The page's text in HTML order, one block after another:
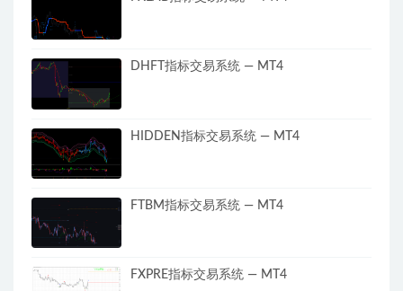
DHFT指标交易系统 — MT4
HIDDEN指标交易系统 — MT4
FTBM指标交易系统 — MT4
FXPRE指标交易系统 — MT4